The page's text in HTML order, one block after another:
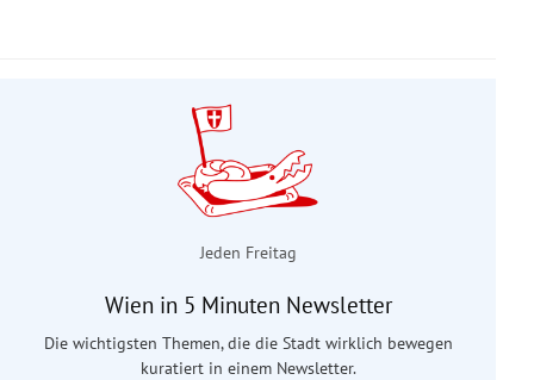
Jeden Freitag
Wien in 5 Minuten Newsletter
Die wichtigsten Themen, die die Stadt wirklich bewegen
kuratiert in einem Newsletter.